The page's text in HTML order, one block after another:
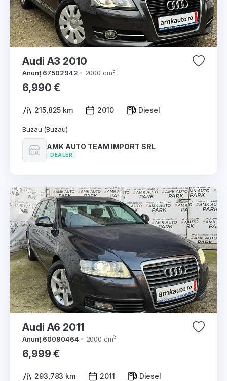
Audi A3 2010
Anunț 67502942 2000 cm3
6,990 €
215,825 km 2010 Diesel
Buzau (Buzau)
AMK AUTO TEAM IMPORT SRL
DEALER
Audi A6 2011
Anunț 60090464 2000 cm3
6,999 €
293,783 km 2011 Diesel